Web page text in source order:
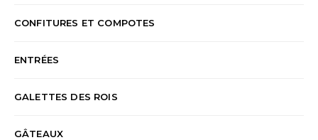
CONFITURES ET COMPOTES
ENTRÉES
GALETTES DES ROIS
GÂTEAUX